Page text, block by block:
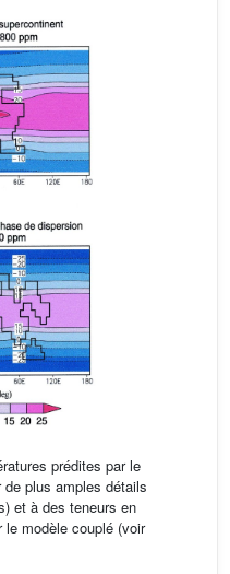
prédites par le
de plus amples détails
et à des teneurs en
le modèle couplé (voir